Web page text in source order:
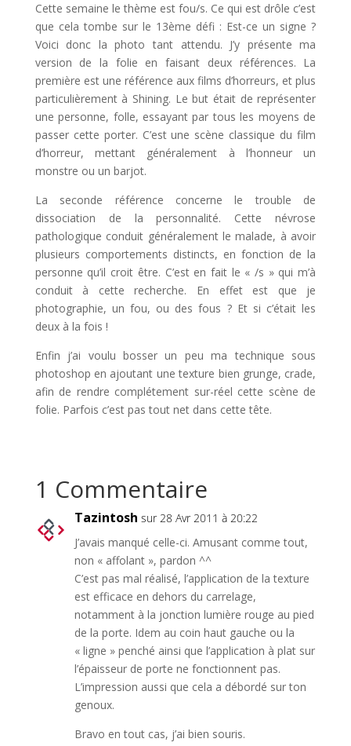
Cette semaine le thème est fou/s. Ce qui est drôle c’est
que cela tombe sur le 13ème défi : Est-ce un signe ?
Voici donc la photo tant attendu. J’y présente ma
version de la folie en faisant deux références. La
première est une référence aux films d’horreurs, et plus
particulièrement à Shining. Le but était de représenter
une personne, folle, essayant par tous les moyens de
passer cette porter. C’est une scène classique du film
d’horreur, mettant généralement à l’honneur un
monstre ou un barjot.
La seconde référence concerne le trouble de
dissociation de la personnalité. Cette névrose
pathologique conduit généralement le malade, à avoir
plusieurs comportements distincts, en fonction de la
personne qu’il croit être. C’est en fait le « /s » qui m’à
conduit à cette recherche. En effet est que je
photographie, un fou, ou des fous ? Et si c’était les
deux à la fois !
Enfin j’ai voulu bosser un peu ma technique sous
photoshop en ajoutant une texture bien grunge, crade,
afin de rendre complétement sur-réel cette scène de
folie. Parfois c’est pas tout net dans cette tête.
1 Commentaire
Tazintosh sur 28 Avr 2011 à 20:22
J’avais manqué celle-ci. Amusant comme tout,
non « affolant », pardon ^^
C’est pas mal réalisé, l’application de la texture
est efficace en dehors du carrelage,
notamment à la jonction lumière rouge au pied
de la porte. Idem au coin haut gauche ou la
« ligne » penché ainsi que l’application à plat sur
l’épaisseur de porte ne fonctionnent pas.
L’impression aussi que cela a débordé sur ton
genoux.
Bravo en tout cas, j’ai bien souris.